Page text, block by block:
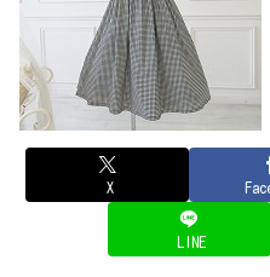
X
LINE